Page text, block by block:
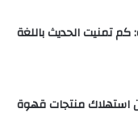
تمنيت الحديث باللغة
استهلاك منتجات قهوة